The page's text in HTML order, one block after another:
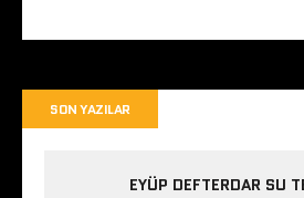
SON YAZILAR
EYÜP DEFTERDAR SU